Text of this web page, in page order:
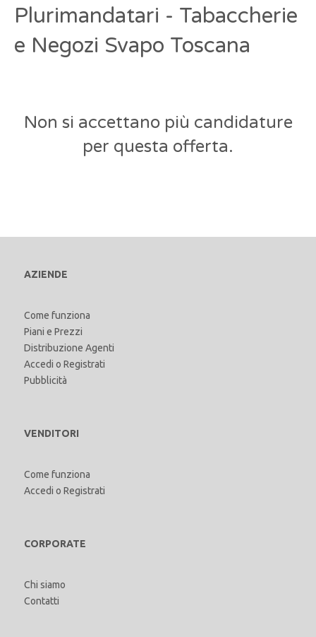
Plurimandatari - Tabaccherie
e Negozi Svapo Toscana
Non si accettano più candidature
per questa offerta.
AZIENDE
Come funziona
Piani e Prezzi
Distribuzione Agenti
Accedi o Registrati
Pubblicità
VENDITORI
Come funziona
Accedi o Registrati
CORPORATE
Chi siamo
Contatti